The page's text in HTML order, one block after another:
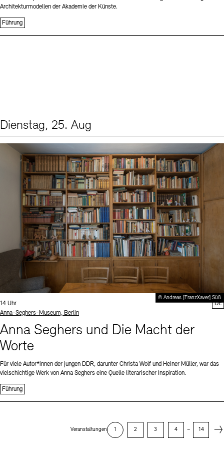
Architekturmodellen der Akademie der Künste.
Führung
Dienstag, 25. Aug
© Andreas [FranzXaver] Süß
Uhrzeit:
14 Uhr
Standort
Anna-Seghers-Museum, Berlin
Anna Seghers und Die Macht der
Worte
Für viele Autor*innen der jungen DDR, darunter Christa Wolf und Heiner Müller, war das
vielschichtige Werk von Anna Seghers eine Quelle literarischer Inspiration.
Führung
DE
Veranstaltungen 1 2 3 4 – 14